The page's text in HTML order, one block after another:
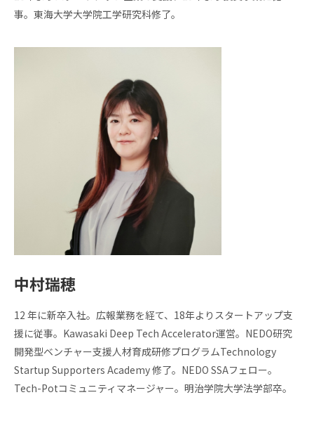
事。東海大学大学院工学研究科修了。
中村瑞穂
12 年に新卒入社。広報業務を経て、18年よりスタートアップ支
援に従事。Kawasaki Deep Tech Accelerator運営。NEDO研究
開発型ベンチャー支援人材育成研修プログラムTechnology
Startup Supporters Academy 修了。NEDO SSAフェロー。
Tech-Potコミュニティマネージャー。明治学院大学法学部卒。